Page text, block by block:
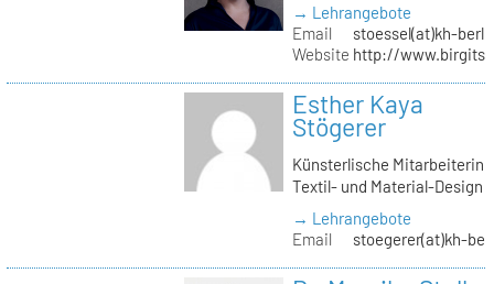
→ Lehrangebote
Email
stoessel(at)kh-
Website http://
Esther Kaya
Stögerer
Künsterlische Mitarbeiterin
Textil- und Material-Design
→ Lehrangebote
Email
stoegerer(at)kh-